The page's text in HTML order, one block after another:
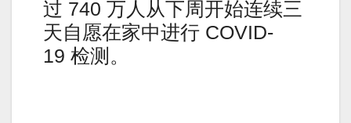
过 740 万人从下周开始连续三
天自愿在家中进行 COVID-
19 检测。